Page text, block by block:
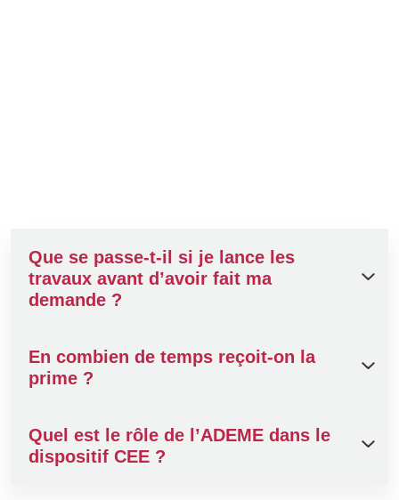
Que se passe-t-il si je lance les
travaux avant d’avoir fait ma
demande ?
Le projet devient inéligible. Il est impératif
d’accepter l’offre de prime avant la signature du
En combien de temps reçoit-on la
prime ?
En général, entre 2 et 6 mois après la validation
du dossier par le PNCEE. Ce délai peut varier
Quel est le rôle de l’ADEME dans le
dispositif CEE ?